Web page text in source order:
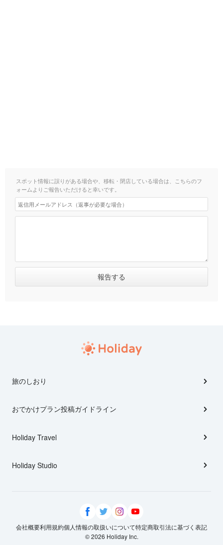
スポット情報に誤りがある場合や、移転・閉店している場合は、こちらのフ
ォームよりご報告いただけると幸いです。
旅のしおり
おでかけプラン投稿ガイドライン
Holiday Travel
Holiday Studio
会社概要利用規約個人情報の取扱いについて特定商取引法に基づく表記
© 2026 Holiday Inc.